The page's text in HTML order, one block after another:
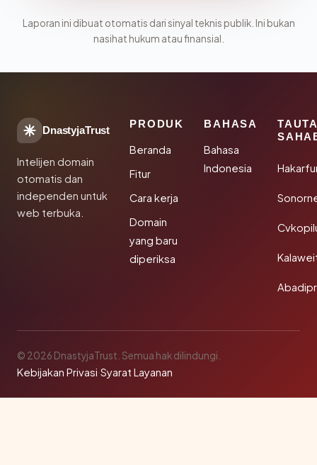
Laporan ini dibuat otomatis dari sinyal teknis publik. Ini bukan
nasihat hukum atau finansial.
DnastyjaTrust
Intelijen domain
otomatis dan
independen untuk
web terbuka.
PRODUK
Beranda
Fitur
Cara kerja
Domain
yang baru
diperiksa
BAHASA
Bahasa
Indonesia
© 2026 DnastyjaTrust. Semua hak dilindungi.
Kebijakan Privasi·Syarat Layanan